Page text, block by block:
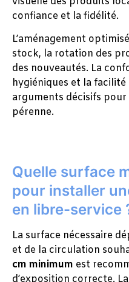
confiance et la fidélité.
L’aménagement
stock, la rotation des
des nouveautés. La
hygiéniques et la facilité
arguments décisifs pour
pérenne.
Quelle surface
pour installer
en libre-service
La surface nécessaire
et de la circulation
cm minimum est